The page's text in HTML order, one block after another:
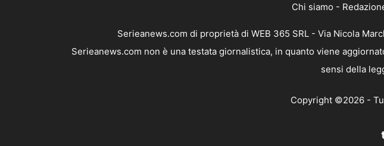
Chi siamo -
Serieanews.com di proprietà di WEB 365 SRL - Via Nicola
Serieanews.com non è una testata giornalistica, in quanto viene
sensi della
Copyright ©2026 -